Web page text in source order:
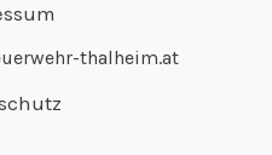
thalheim.at